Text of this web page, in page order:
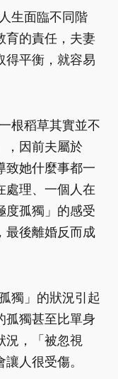
生面臨不同階
育的責任，夫妻
得平衡，就容易
根稻草其實並不
，因前夫屬於
致她什麼事都一
處理、一個人在
度孤獨」的感受
最後離婚反而成
獨」的狀況引起
孤獨甚至比單身
況，「被忽視
人很受傷。